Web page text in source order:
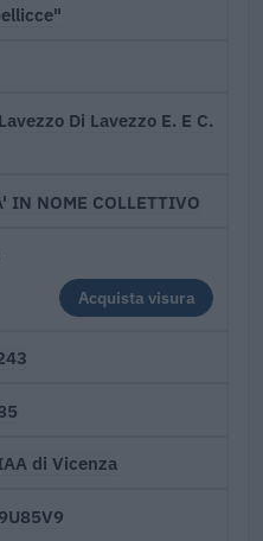
Di Lavezzo E. E C.
IN NOME COLLETTIVO
Acquista visura
di Vicenza